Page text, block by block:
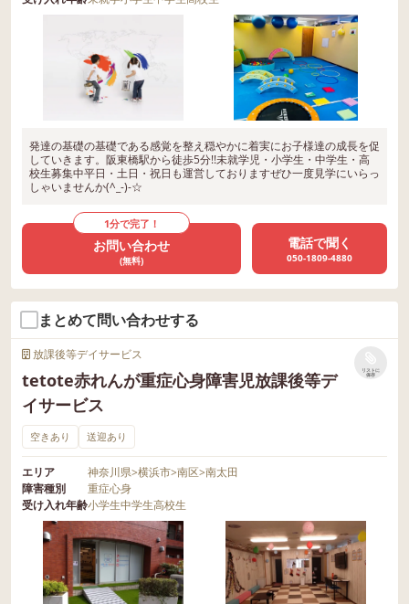
発達の基礎の基礎である感覚を整え穏やかに着実にお子様達の成長を促
していきます。阪東橋駅から徒歩5分!!未就学児・小学生・中学生・高
校生募集中平日・土日・祝日も運営しておりますぜひ一度見学にいらっ
しゃいませんか(^_-)-☆
1分で完了！
お問い合わせ
(無料)
電話で聞く
050-1809-4880
まとめて問い合わせする
放課後等デイサービス
tetote赤れんが重症心身障害児放課後等デ
イサービス
リストに
保存
空きあり 送迎あり
エリア 神奈川県>横浜市>南区>南太田
障害種別
重症心身
受け入れ年齢小学生中学生高校生